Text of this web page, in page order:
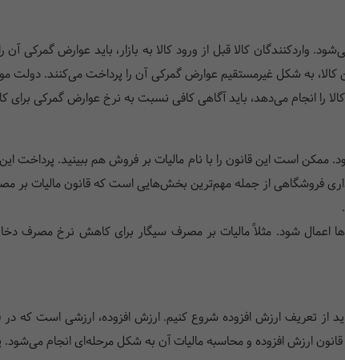
کالا قبل از ورود کالا به بازار، باید عوارض گمرکی آن
کالا، به شکل غیرمستقیم عوارض گمرکی آن را پرداخت می‌کنند.
را انجام می‌دهد، باید آگاهی کافی نسبت به نرخ عوارض گمرکی برای
ممکن است این قانون را با نام مالیات بر فروش هم ببینید. پرداخت
فروشگاهی از جمله مهم‌ترین بخش‌هایی است که قانون مالیات بر
اعمال شود. مثلاً مالیات بر مصرف سیگار برای کاهش نرخ
از تعریف ارزش افزوده شروع کنیم. ارزش افزوده، ارزشی است که در
ارزش افزوده و محاسبه مالیات آن به شکل مرحله‌ای انجام می‌شود.